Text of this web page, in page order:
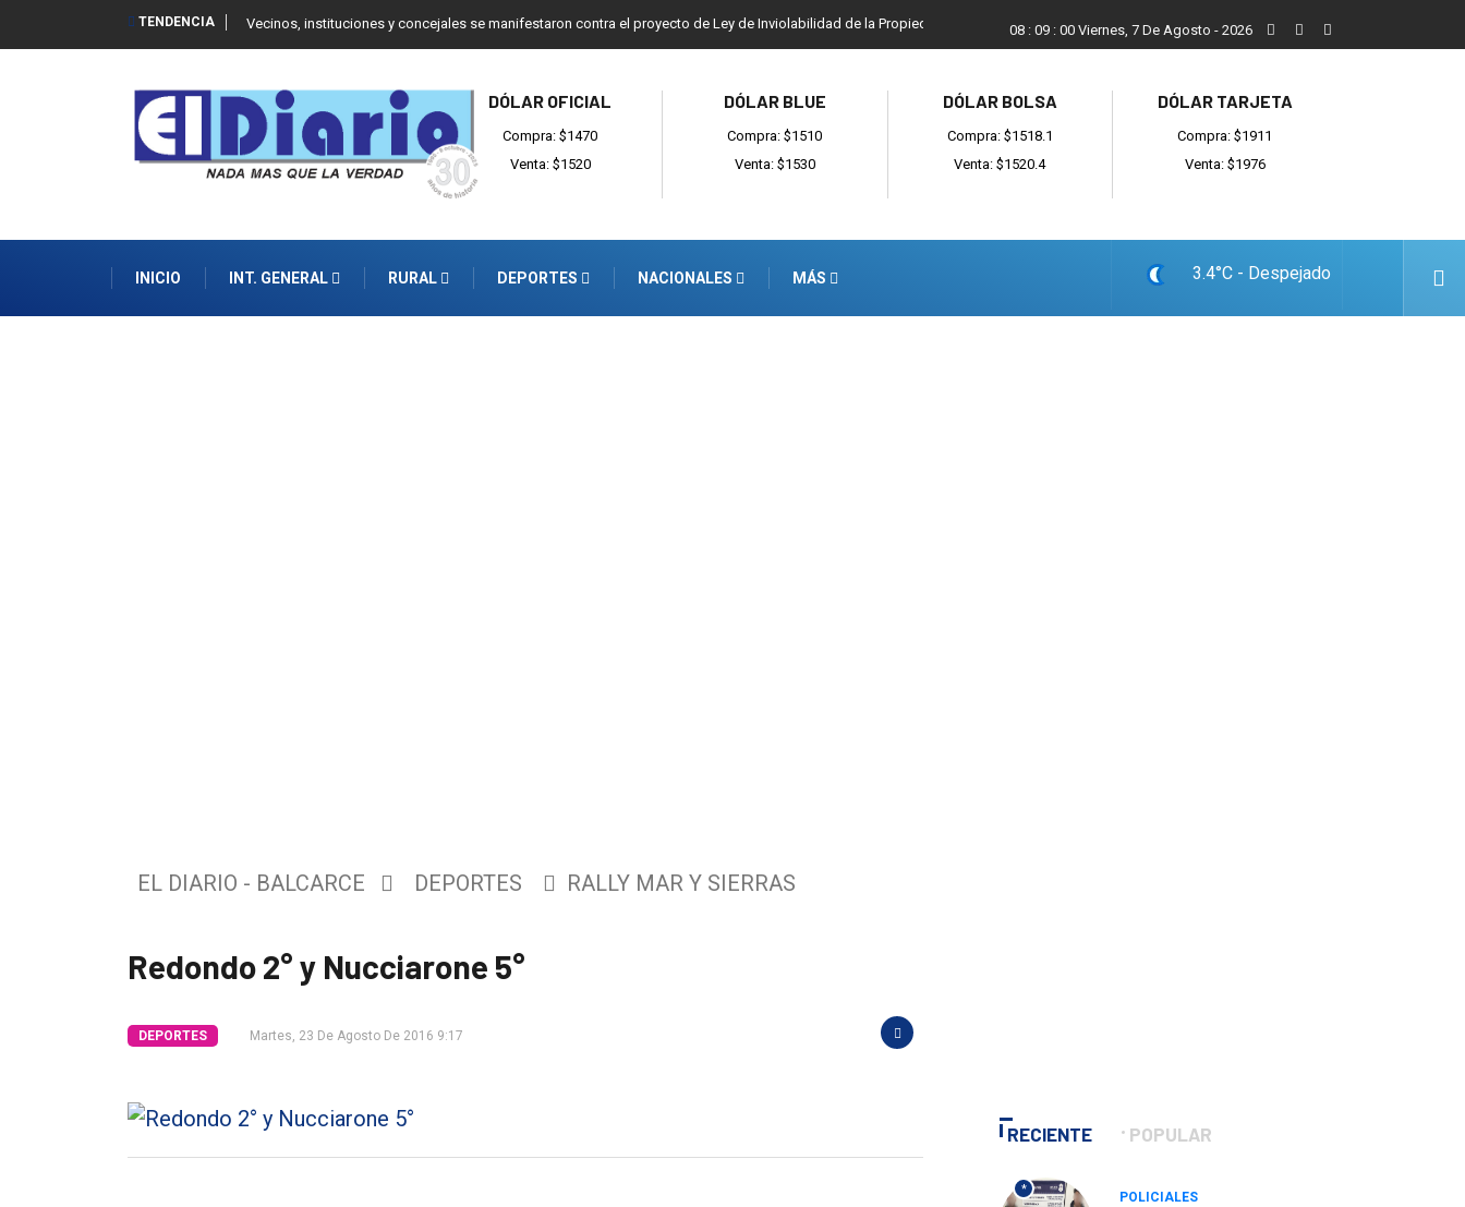
TENDENCIA Vecinos, instituciones y concejales se manifestaron contra el proyecto de Ley de Inviolabilidad de la Propiedad Privada Reino recibió a instituciones y confirmó gestiones para
08 : 09 : 01 Viernes, 7 De Agosto - 2026
DÓLAR OFICIAL
Compra: $1470
Venta: $1520
DÓLAR BLUE
Compra: $1510
Venta: $1530
DÓLAR BOLSA
Compra: $1518.1
Venta: $1520.4
DÓLAR TARJETA
Compra: $1911
Venta: $1976
INICIO INT. GENERAL RURAL DEPORTES NACIONALES MÁS 3.4°C - Despejado
EL DIARIO - BALCARCE DEPORTES RALLY MAR Y SIERRAS
Redondo 2° y Nucciarone 5°
DEPORTES Martes, 23 De Agosto De 2016 9:17
RECIENTE POPULAR
*
POLICIALES